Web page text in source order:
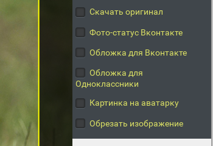
Скачать оригинал
Фото-статус Вконтакте
Обложка для Вконтакте
Обложка для
Одноклассники
Картинка на аватарку
Обрезать изображение